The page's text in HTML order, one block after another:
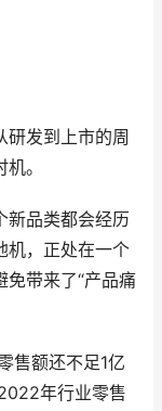
研发到上市的周
。
新品类都会经历
机，正处在一个
免带来了“产品痛
售额还不足1亿
年行业零售